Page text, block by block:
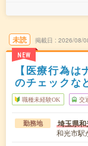
未読
NEW
掲載日 2026/08/
【医療行為
のチェックな
職種未経験OK 交
勤務地 埼玉県
和光市駅